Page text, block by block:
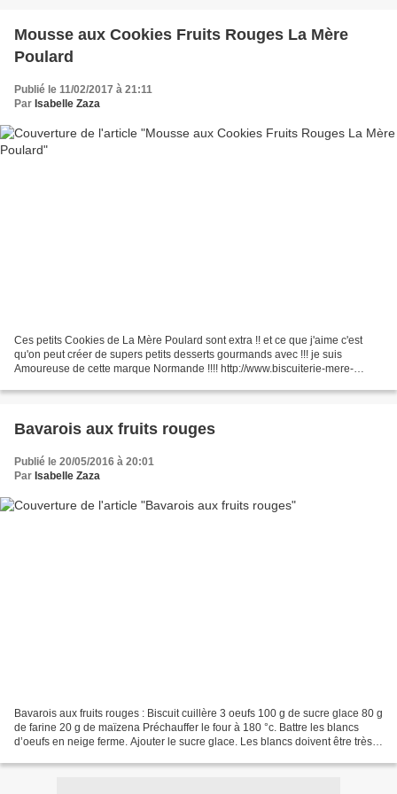
Mousse aux Cookies Fruits Rouges La Mère
Poulard
Publié le 11/02/2017 à 21:11
Par Isabelle Zaza
Ces petits Cookies de La Mère Poulard sont extra !! et ce que j'aime c'est
qu'on peut créer de supers petits desserts gourmands avec !!! je suis
Amoureuse de cette marque Normande !!!! http://www.biscuiterie-mere-
ref=page_internal&hc_ref=PAGES_TIMELINE&fref=nf...
Bavarois aux fruits rouges
Publié le 20/05/2016 à 20:01
Par Isabelle Zaza
Bavarois aux fruits rouges : Biscuit cuillère 3 oeufs 100 g de sucre glace 80 g
de farine 20 g de maïzena Préchauffer le four à 180 °c. Battre les blancs
d’oeufs en neige ferme. Ajouter le sucre glace. Les blancs doivent être très